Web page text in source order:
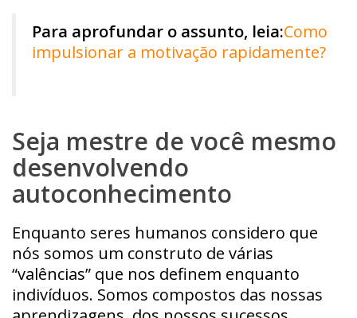
Para aprofundar o assunto, leia:Como
impulsionar a motivação rapidamente?
Seja mestre de você mesmo
desenvolvendo
autoconhecimento
Enquanto seres humanos considero que
nós somos um construto de várias
“valências” que nos definem enquanto
indivíduos. Somos compostos das nossas